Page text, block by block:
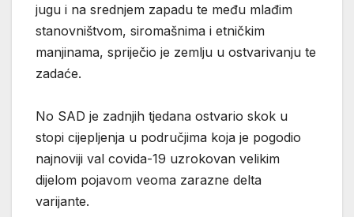
jugu i na srednjem zapadu te među mlađim
stanovništvom, siromašnima i etničkim
manjinama, spriječio je zemlju u ostvarivanju te
zadaće.
No SAD je zadnjih tjedana ostvario skok u
stopi cijepljenja u područjima koja je pogodio
najnoviji val covida-19 uzrokovan velikim
dijelom pojavom veoma zarazne delta
varijante.